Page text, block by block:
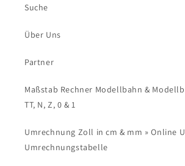
Suche
Über Uns
Partner
Maßstab Rechner Modellbahn &
TT, N, Z, 0 & 1
Umrechnung Zoll in cm & mm » Online
Umrechnungstabelle